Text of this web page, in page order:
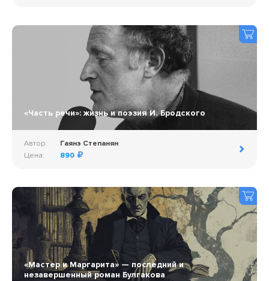
«Часть речи»: жизнь и поэзия И. Бродского
Автор:
Гаянэ Степанян
Цена:
890
«Мастер и Маргарита» — последний и
незавершенный роман Булгакова